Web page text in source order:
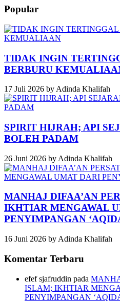
Popular
TIDAK INGIN
BERBURU
17 Juli 2026 by Adinda Khalifah
SPIRIT HIJRAH; API
BOLEH PADAM
26 Juni 2026 by Adinda Khalifah
MANHAJ DIFAA’AN
IKHTIAR MENGAWAL
PENYIMPANGAN
16 Juni 2026 by Adinda Khalifah
Komentar Terbaru
efef sjafruddin pada
ISLAM; IKHTIAR
PENYIMPANGAN